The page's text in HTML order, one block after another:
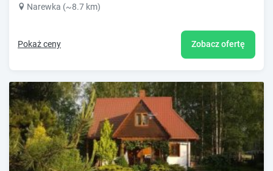
Narewka (~8.7 km)
Pokaż ceny Zobacz ofertę